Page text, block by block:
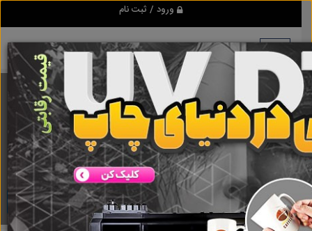
ورود / ثبت نام
برنامه اندروید ابزاریراق
مرجع نیازمندیهای ابزار و یراق آلات عمومی و صنعتی
دانلود